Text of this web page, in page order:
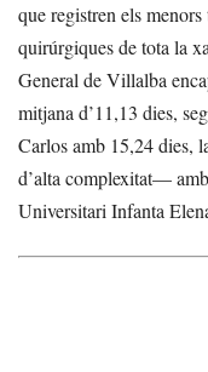
que registren els
quirúrgiques de tota la
General de Villalba
mitjana d’11,13 dies,
Carlos amb 15,24 dies,
d’alta complexitat—
Universitari Infanta